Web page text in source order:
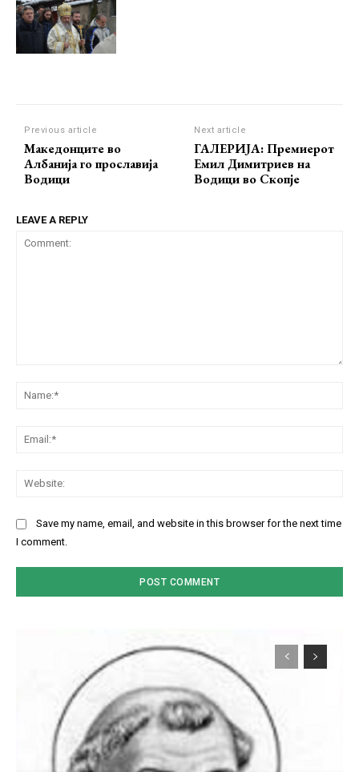
Previous article
Македонците во
Албанија го прославија
Водици
Next article
ГАЛЕРИЈА: Премиерот
Емил Димитриев на
Водици во Скопје
LEAVE A REPLY
Save my name, email, and website in this browser for the next time
I comment.